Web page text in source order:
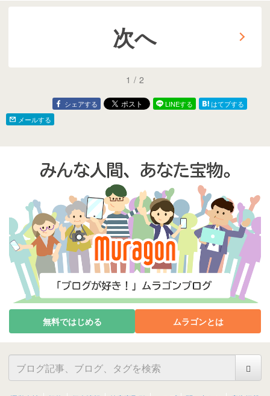
次へ
1 / 2
シェアする LINEする
はてブする
メールする
無料ではじめる ムラゴンとは